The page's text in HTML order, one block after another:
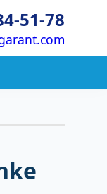
51-78